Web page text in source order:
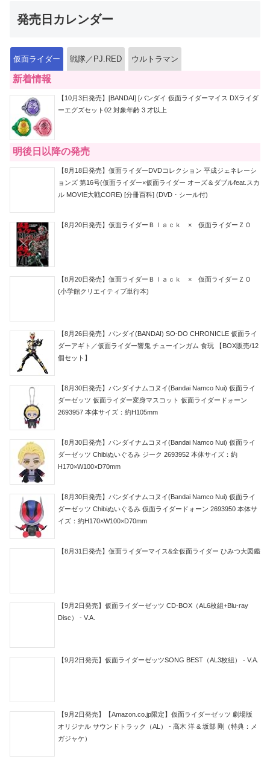
発売日カレンダー
仮面ライダー 戦隊／PJ.RED ウルトラマン
新着情報
【10月3日発売】[BANDAI] [バンダイ 仮面ライダーマイス DXライダ
ーエグズセット02 対象年齢 3 才以上
明後日以降の発売
【8月18日発売】仮面ライダーDVDコレクション 平成ジェネレーシ
ョンズ 第16号(仮面ライダー×仮面ライダー オーズ＆ダブルfeat.スカ
ル MOVIE大戦CORE) [分冊百科] (DVD・シール付)
【8月20日発売】仮面ライダーＢｌａｃｋ × 仮面ライダーＺＯ
【8月20日発売】仮面ライダーＢｌａｃｋ × 仮面ライダーＺＯ
(小学館クリエイティブ単行本)
【8月26日発売】バンダイ(BANDAI) SO-DO CHRONICLE 仮面ライ
ダーアギト／仮面ライダー響鬼 チューインガム 食玩 【BOX販売/12
個セット】
【8月30日発売】バンダイナムコヌイ(Bandai Namco Nui) 仮面ライ
ダーゼッツ 仮面ライダー変身マスコット 仮面ライダードォーン
2693957 本体サイズ：約H105mm
【8月30日発売】バンダイナムコヌイ(Bandai Namco Nui) 仮面ライ
ダーゼッツ Chibiぬいぐるみ ジーク 2693952 本体サイズ：約
H170×W100×D70mm
【8月30日発売】バンダイナムコヌイ(Bandai Namco Nui) 仮面ライ
ダーゼッツ Chibiぬいぐるみ 仮面ライダードォーン 2693950 本体サ
イズ：約H170×W100×D70mm
【8月31日発売】仮面ライダーマイス&全仮面ライダー ひみつ大図鑑
【9月2日発売】仮面ライダーゼッツ CD-BOX（AL6枚組+Blu-ray
Disc） - V.A.
【9月2日発売】仮面ライダーゼッツSONG BEST（AL3枚組） - V.A.
【9月2日発売】【Amazon.co.jp限定】仮面ライダーゼッツ 劇場版
オリジナル サウンドトラック（AL） - 高木 洋 & 坂部 剛（特典：メ
ガジャケ）